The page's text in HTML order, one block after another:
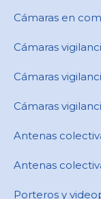
Cámaras en
Cámaras
Cámaras
Cámaras
Antenas
Antenas
Porteros y